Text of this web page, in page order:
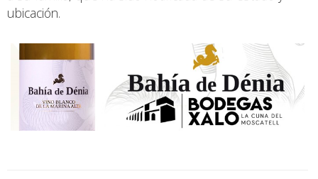
ubicación.